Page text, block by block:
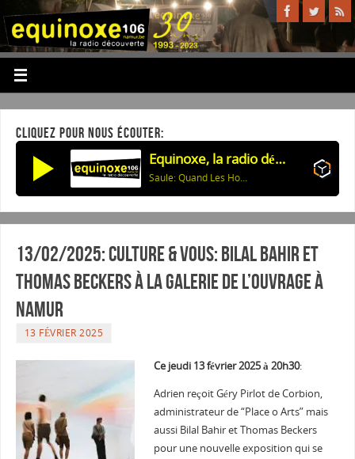
CLIQUEZ POUR NOUS ÉCOUTER:
Equinoxe, la radio découverte
Saule: Quand Les Hommes Pleurent
13/02/2025: Culture & vous: BILAL BAHIR et
THOMAS BECKERS à la Galerie de l’Ouvrage à
Namur
13 FÉVRIER 2025
Ce jeudi 13 février 2025 à 20h30:
Adrien reçoit Géry Pirlot de Corbion,
administrateur de “Place o Arts” mais
aussi Bilal Bahir et Thomas Beckers
pour une nouvelle exposition qui se